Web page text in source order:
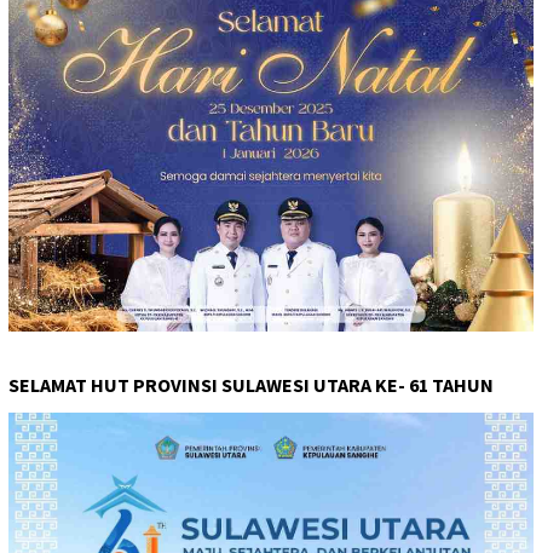
SELAMAT HUT PROVINSI SULAWESI UTARA KE- 61 TAHUN